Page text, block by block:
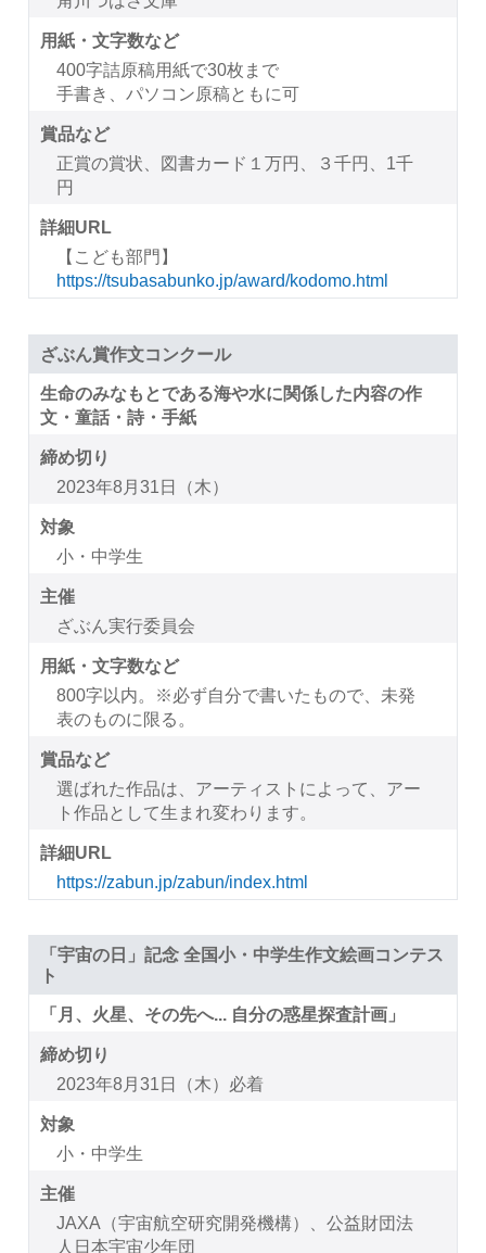
用紙・文字数など
400字詰原稿用紙で30枚まで
手書き、パソコン原稿ともに可
賞品など
正賞の賞状、図書カード１万円、３千円、1千
円
詳細URL
【こども部門】
https://tsubasabunko.jp/award/kodomo.html
ざぶん賞作文コンクール
生命のみなもとである海や水に関係した内容の作
文・童話・詩・手紙
締め切り
2023年8月31日（木）
対象
小・中学生
主催
ざぶん実行委員会
用紙・文字数など
800字以内。※必ず自分で書いたもので、未発
表のものに限る。
賞品など
選ばれた作品は、アーティストによって、アー
ト作品として生まれ変わります。
詳細URL
https://zabun.jp/zabun/index.html
「宇宙の日」記念 全国小・中学生作文絵画コンテス
ト
「月、火星、その先へ... 自分の惑星探査計画」
締め切り
2023年8月31日（木）必着
対象
小・中学生
主催
JAXA（宇宙航空研究開発機構）、公益財団法
人日本宇宙少年団